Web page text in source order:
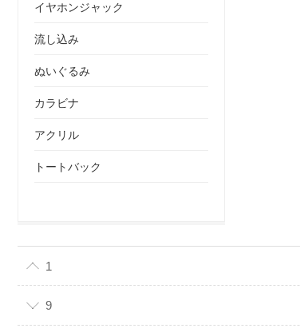
イヤホンジャック
流し込み
ぬいぐるみ
カラビナ
アクリル
トートバック
1
9